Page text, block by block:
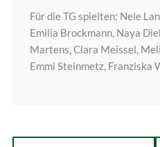
Für die TG spielten: Nele
Emilia Brockmann, Naya
Martens, Clara Meissel,
Emmi Steinmetz, Franziska